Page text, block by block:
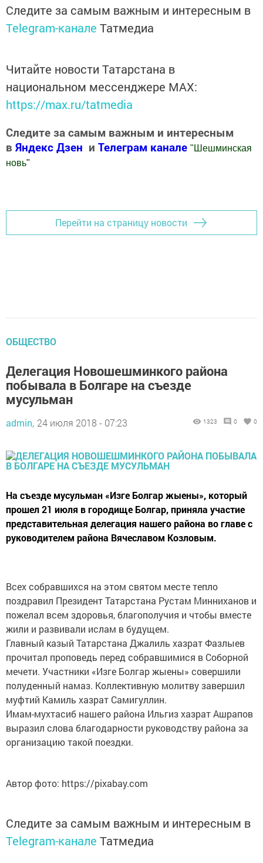
Следите за самым важным и интересным в
Telegram-канале Татмедиа
Читайте новости Татарстана в
национальном мессенджере MАХ:
https://max.ru/tatmedia
Следите за самым важным и интересным
в Яндекс Дзен и Телеграм канале " Шешминская
новь"
Перейти на страницу новости
ОБЩЕСТВО
Делегация Новошешминкого района
побывала в Болгаре на съезде
мусульман
admin, 24 июля 2018 - 07:23 1323 0 0
На съезде мусульман «Изге Болгар жыены», который
прошел 21 июля в городище Болгар, приняла участие
представительная делегация нашего района во главе с
руководителем района Вячеславом Козловым.
Всех собравшихся на этом святом месте тепло
поздравил Президент Татарстана Рустам Минниханов и
пожелал всем здоровья, благополучия и чтобы вместе
жили и развивали ислам в будущем.
Главный казый Татарстана Джалиль хазрат Фазлыев
прочитал проповедь перед собравшимися в Соборной
мечети. Участники «Изге Болгар жыены» совершили
полуденный намаз. Коллективную молитву завершил
муфтий Камиль хазрат Самигуллин.
Имам-мухтасиб нашего района Ильгиз хазрат Ашрапов
выразил слова благодарности руководству района за
организацию такой поездки.
Автор фото: https://pixabay.com
Следите за самым важным и интересным в
Telegram-канале Татмедиа